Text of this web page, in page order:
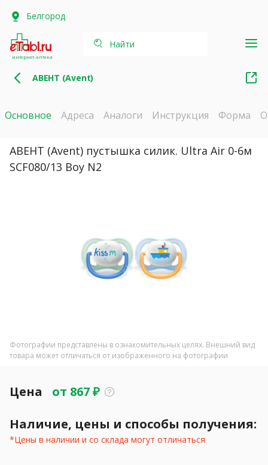
Белгород
интернет-аптека
Найти
АВЕНТ (Avent)
Основное Адреса Аналоги Инструкция Форма
АВЕНТ (Avent) пустышка силик. Ultra Air 0-6м
SCF080/13 Boy N2
Фотографии представлены в ознакомительных целях. Внешний вид
товара может отличаться от изображенного на фотографии
Цена от 867₽
Наличие, цены и способы получения:
*Цены в наличии и со склада могут отличаться